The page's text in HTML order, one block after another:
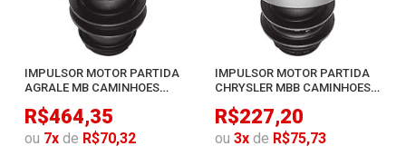
IMPULSOR MOTOR PARTIDA
AGRALE MB CAMINHOES
R$464,35
ou 7x de R$70,32
IMPULSOR MOTOR PARTIDA
CHRYSLER MBB CAMINHOES
R$227,20
ou3x de R$75,73